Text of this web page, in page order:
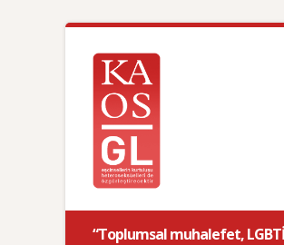
“Toplumsal muhalefet,